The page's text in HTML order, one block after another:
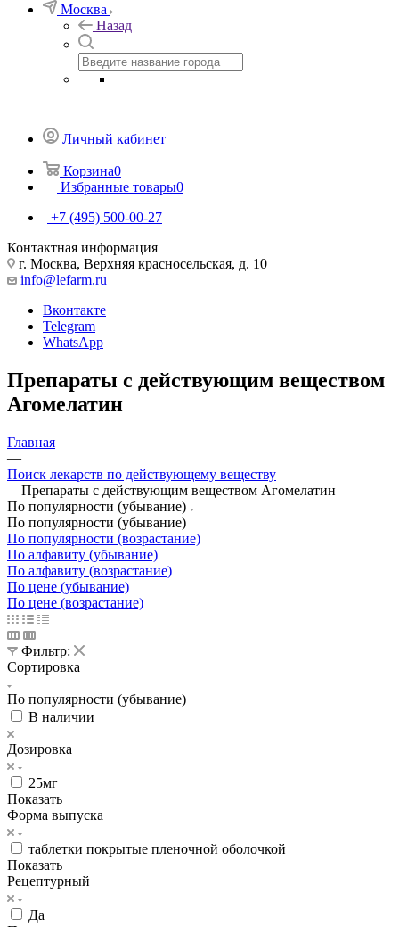
Москва
Назад
Личный кабинет
Корзина0
Избранные товары0
+7 (495) 500-00-27
Контактная информация
г. Москва, Верхняя красносельская, д. 10
info@lefarm.ru
Вконтакте
Telegram
WhatsApp
Препараты с действующим веществом
Агомелатин
Главная
—
Поиск лекарств по действующему веществу
—Препараты с действующим веществом Агомелатин
По популярности (убывание)
По популярности (убывание)
По популярности (возрастание)
По алфавиту (убывание)
По алфавиту (возрастание)
По цене (убывание)
По цене (возрастание)
Фильтр:
Сортировка
По популярности (убывание)
В наличии
Дозировка
25мг
Показать
Форма выпуска
таблетки покрытые пленочной оболочкой
Показать
Рецептурный
Да